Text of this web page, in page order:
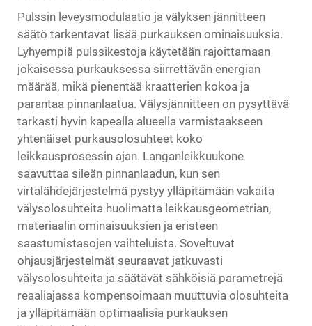
Pulssin leveysmodulaatio ja välyksen jännitteen
säätö tarkentavat lisää purkauksen ominaisuuksia.
Lyhyempiä pulssikestoja käytetään rajoittamaan
jokaisessa purkauksessa siirrettävän energian
määrää, mikä pienentää kraatterien kokoa ja
parantaa pinnanlaatua. Välysjännitteen on pysyttävä
tarkasti hyvin kapealla alueella varmistaakseen
yhtenäiset purkausolosuhteet koko
leikkausprosessin ajan. Langanleikkuukone
saavuttaa sileän pinnanlaadun, kun sen
virtalähdejärjestelmä pystyy ylläpitämään vakaita
välysolosuhteita huolimatta leikkausgeometrian,
materiaalin ominaisuuksien ja eristeen
saastumistasojen vaihteluista. Soveltuvat
ohjausjärjestelmät seuraavat jatkuvasti
välysolosuhteita ja säätävät sähköisiä parametrejä
reaaliajassa kompensoimaan muuttuvia olosuhteita
ja ylläpitämään optimaalisia purkauksen